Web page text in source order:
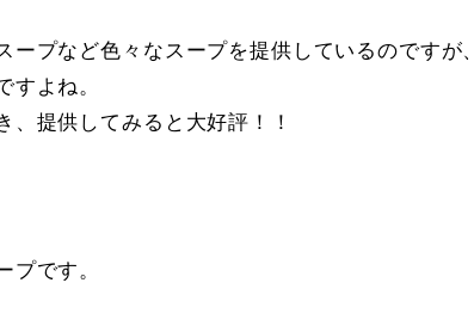
プなど色々なスープを提供しているのですが、
すよね。
、提供してみると大好評！！
プです。